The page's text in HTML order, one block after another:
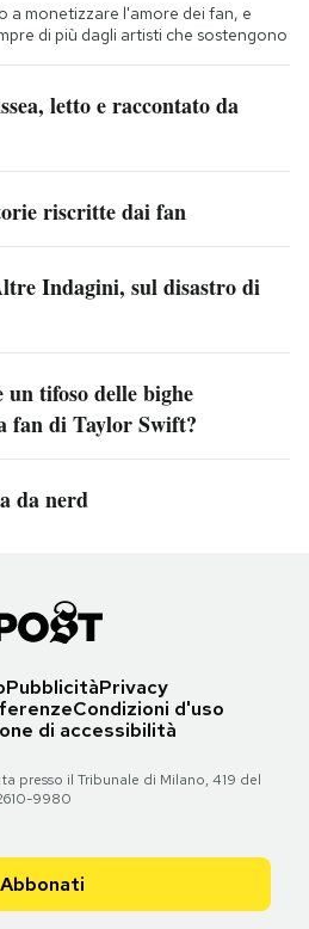
a monetizzare l'amore dei fan, e
di più dagli artisti che sostengono
letto e raccontato da
riscritte dai fan
Indagini, sul disastro di
un tifoso delle bighe
fan di Taylor Swift?
da nerd
PubblicitàPrivacy
Condizioni d'uso
di accessibilità
presso il Tribunale di Milano, 419 del
9980
Abbonati